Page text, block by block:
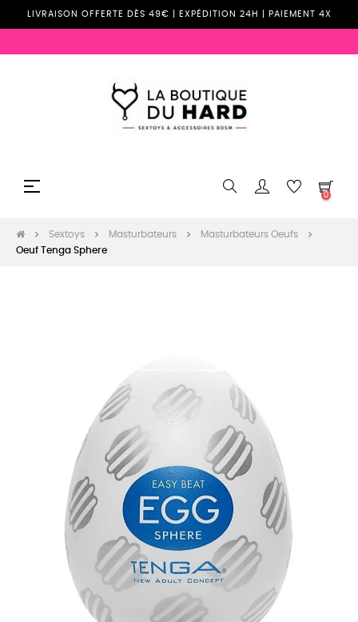
LIVRAISON OFFERTE DÈS 49€ | EXPÉDITION 24H | PAIEMENT 4X
Basculer
☰
0
Sextoys Masturbateurs
Masturbateurs Oeufs
Oeuf Tenga Sphere